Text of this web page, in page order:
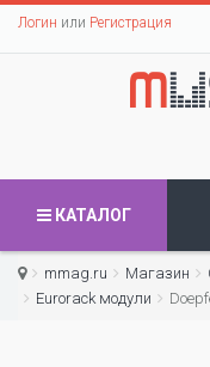
Логин или Регистрация
КАТАЛОГ
mmag.ru Магазин
Eurorack модули